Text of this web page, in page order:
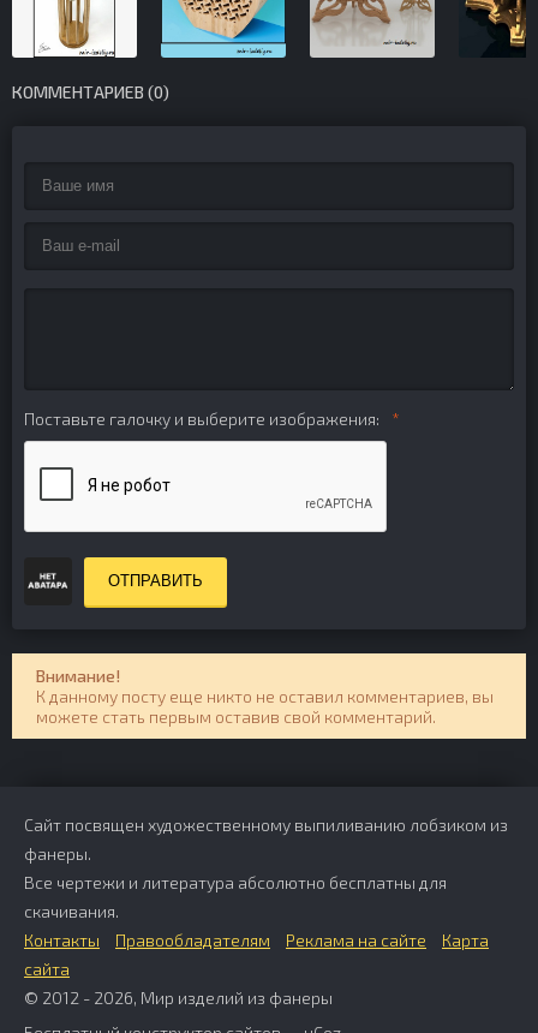
КОММЕНТАРИЕВ (0)
Поставьте галочку и выберите изображения:
ОТПРАВИТЬ
Внимание!
К данному посту еще никто не оставил комментариев, вы
можете стать первым оставив свой комментарий.
Сайт посвящен художественному выпиливанию лобзиком из
фанеры.
Все чертежи и литература абсолютно бесплатны для
скачивания.
Контакты
Правообладателям Реклама на сайте
Карта
сайта
© 2012 - 2026, Мир изделий из фанеры